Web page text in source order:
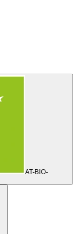
AT-BIO-